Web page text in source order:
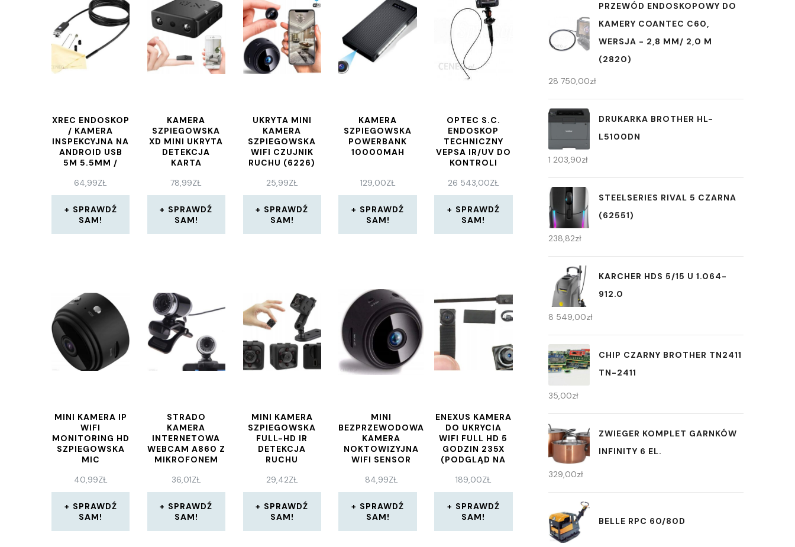
XREC ENDOSKOP
/ KAMERA
INSPEKCYJNA NA
ANDROID USB
5M 5.5MM /
64,99ZŁ
SPRAWDŹ
SAM!
KAMERA
SZPIEGOWSKA
XD MINI UKRYTA
DETEKCJA
KARTA
78,99ZŁ
SPRAWDŹ
SAM!
UKRYTA MINI
KAMERA
SZPIEGOWSKA
WIFI CZUJNIK
RUCHU (6226)
25,99ZŁ
SPRAWDŹ
SAM!
KAMERA
SZPIEGOWSKA
POWERBANK
10000MAH
129,00ZŁ
SPRAWDŹ
SAM!
OPTEC S.C.
ENDOSKOP
TECHNICZNY
VEPSA IR/UV DO
KONTROLI
SPAWANYCH
MODEL IR 4-WAY
1 5 M
26 543,00ZŁ
SPRAWDŹ
SAM!
MINI KAMERA IP
WIFI
MONITORING HD
SZPIEGOWSKA
MIC
40,99ZŁ
SPRAWDŹ
SAM!
STRADO
KAMERA
INTERNETOWA
WEBCAM A860 Z
MIKROFONEM
36,01ZŁ
SPRAWDŹ
SAM!
MINI KAMERA
SZPIEGOWSKA
FULL-HD IR
DETEKCJA
RUCHU
29,42ZŁ
SPRAWDŹ
SAM!
MINI
BEZPRZEWODOWA
KAMERA
NOKTOWIZYJNA
WIFI SENSOR
84,99ZŁ
SPRAWDŹ
SAM!
ENEXUS KAMERA
DO UKRYCIA
WIFI FULL HD 5
GODZIN 235X
(PODGLĄD NA
G06521511
189,00ZŁ
SPRAWDŹ
SAM!
PRZEWÓD ENDOSKOPOWY DO
KAMERY COANTEC C60,
WERSJA - 2,8 MM/ 2,0 M
(2820)
28 750,00zł
DRUKARKA BROTHER HL-
L5100DN
1 203,90zł
STEELSERIES RIVAL 5 CZARNA
(62551)
238,82zł
KARCHER HDS 5/15 U 1.064-
912.0
8 549,00zł
CHIP CZARNY BROTHER TN2411
TN-2411
35,00zł
ZWIEGER KOMPLET GARNKÓW
INFINITY 6 EL.
329,00zł
BELLE RPC 60/80D